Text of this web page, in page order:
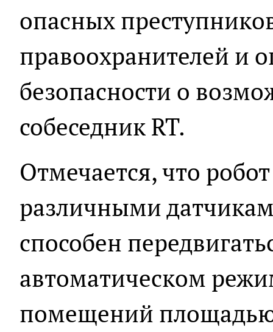
опасных
правоохранителей и
безопасности о
собеседник RT.
Отмечается, что
различными
способен
автоматическом
помещений